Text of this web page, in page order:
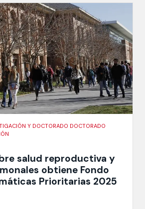
Y DOCTORADO DOCTORADO
salud reproductiva y
obtiene Fondo
Prioritarias 2025